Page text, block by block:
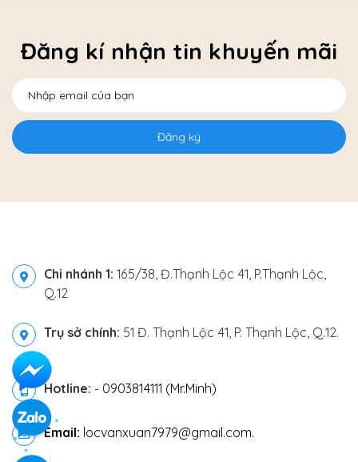
Đăng kí nhận tin khuyến mãi
Đăng ký
Chi nhánh 1: 165/38, Đ.Thạnh Lộc 41, P.Thạnh Lộc,
Q.12
Trụ sở chính: 51 Đ. Thạnh Lộc 41, P. Thạnh Lộc, Q.12.
Hotline: - 0903814111 (Mr.Minh)
Email: locvanxuan7979@gmail.com.